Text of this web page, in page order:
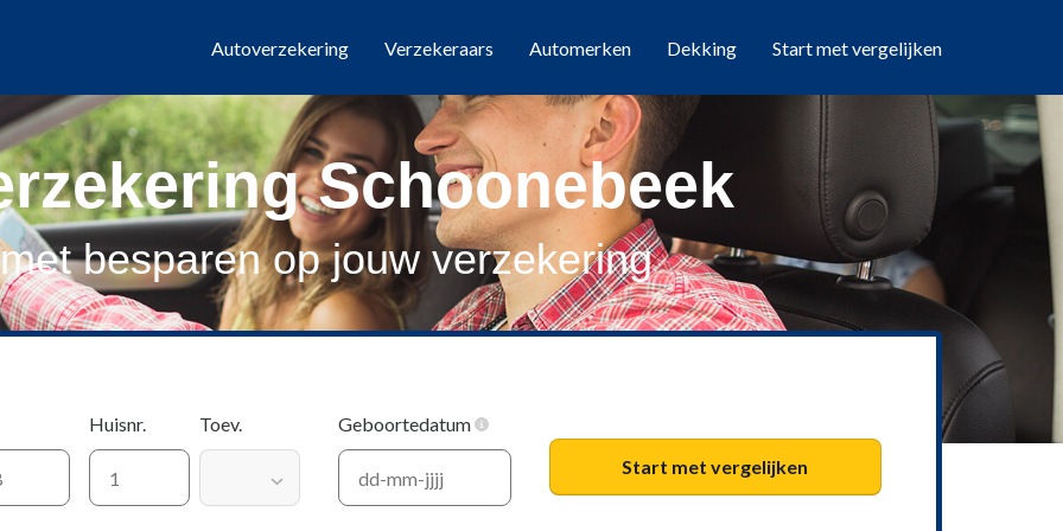
Autoverzekering Verzekeraars Automerken Dekking Start met vergelijken
Schoonebeek
besparen op jouw verzekering
Huisnr. Toev.
Geboortedatum
Start met vergelijken